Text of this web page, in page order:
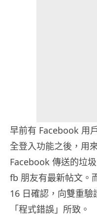
早前有 Facebook 用
全登入功能之後，用
Facebook 傳送的垃
fb 朋友有最新帖文。
16 日確認，向雙重驗
「程式錯誤」所致。